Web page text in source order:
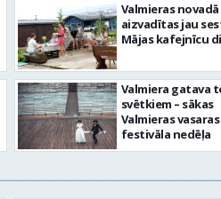
Valmieras novadā
aizvadītas jau
Mājas kafejnīcu
Valmiera gatava
svētkiem – sākas
Valmieras
festivāla nedēļa